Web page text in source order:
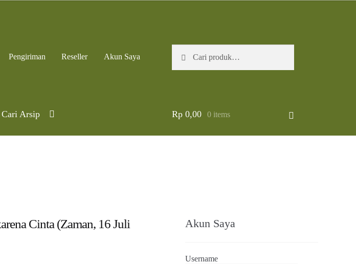
Pengiriman Reseller Akun Saya
untuk:
Cari Arsip Rp0,00 0 items
Cinta (Zaman, 16 Juli
Akun Saya
Username